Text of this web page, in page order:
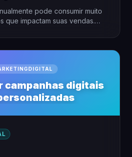
pode consumir muito
que impactam suas vendas.
campanhas digitais